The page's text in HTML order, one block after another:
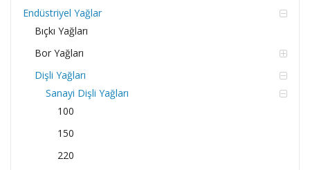
Endüstriyel Yağlar
Bıçkı Yağları
Bor Yağları
Dişli Yağları
Sanayi Dişli Yağları
100
150
220